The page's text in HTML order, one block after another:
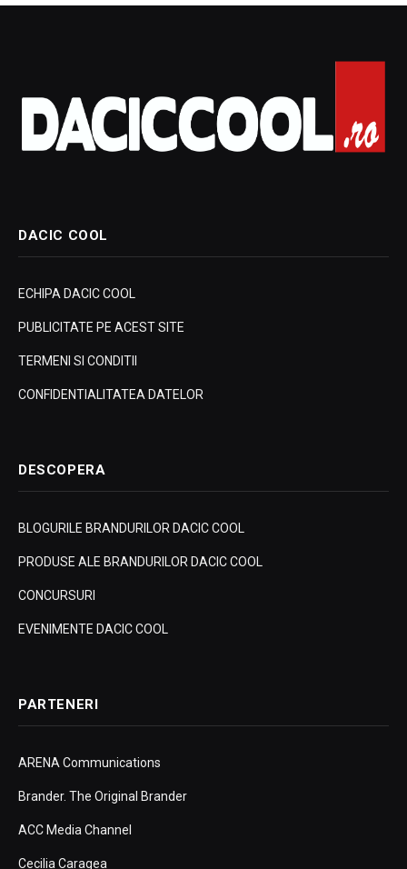
DACIC COOL
ECHIPA DACIC COOL
PUBLICITATE PE ACEST SITE
TERMENI SI CONDITII
CONFIDENTIALITATEA DATELOR
DESCOPERA
BLOGURILE BRANDURILOR DACIC COOL
PRODUSE ALE BRANDURILOR DACIC COOL
CONCURSURI
EVENIMENTE DACIC COOL
PARTENERI
ARENA Communications
Brander. The Original Brander
ACC Media Channel
Cecilia Caragea